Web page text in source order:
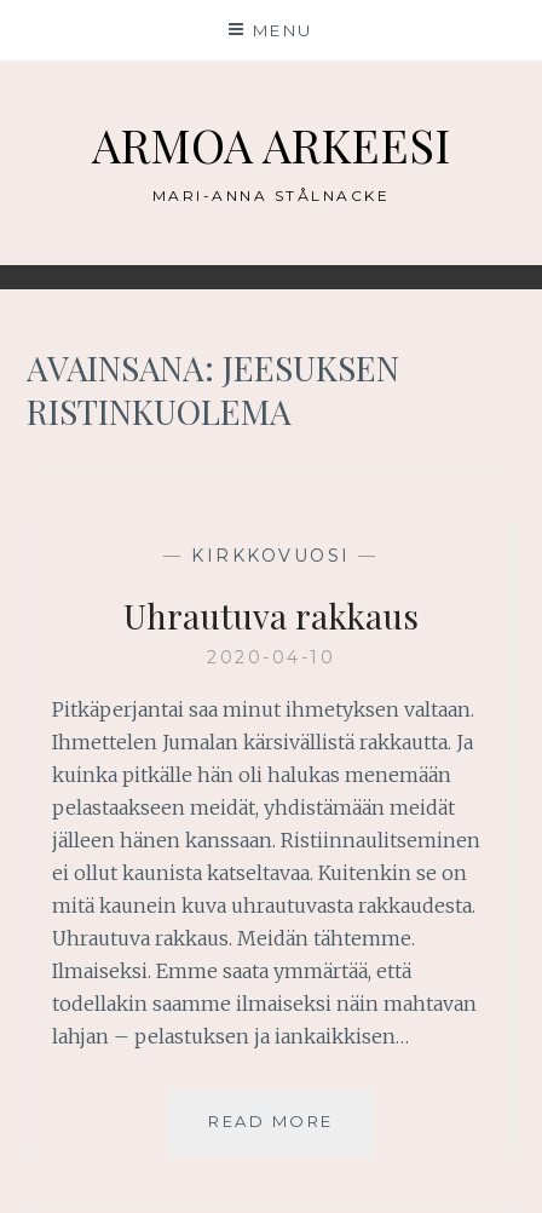
MENU
ARMOA ARKEESI
MARI-ANNA STÅLNACKE
AVAINSANA:JEESUKSEN
RISTINKUOLEMA
— KIRKKOVUOSI —
Uhrautuva rakkaus
2020-04-10
Pitkäperjantai saa minut ihmetyksen valtaan.
Ihmettelen Jumalan kärsivällistä rakkautta. Ja
kuinka pitkälle hän oli halukas menemään
pelastaakseen meidät, yhdistämään meidät
jälleen hänen kanssaan. Ristiinnaulitseminen
ei ollut kaunista katseltavaa. Kuitenkin se on
mitä kaunein kuva uhrautuvasta rakkaudesta.
Uhrautuva rakkaus. Meidän tähtemme.
Ilmaiseksi. Emme saata ymmärtää, että
todellakin saamme ilmaiseksi näin mahtavan
lahjan – pelastuksen ja iankaikkisen…
READ MORE